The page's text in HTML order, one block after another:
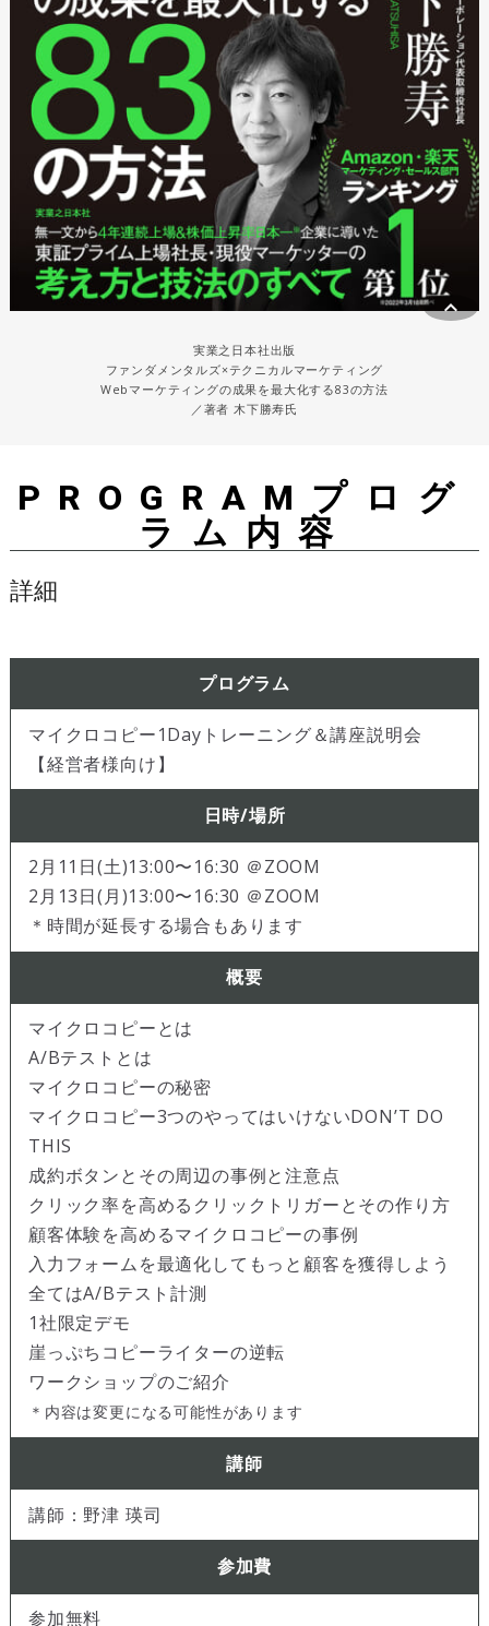
実業之日本社出版
ファンダメンタルズ×テクニカルマーケティング
Webマーケティングの成果を最大化する83の方法
／著者 木下勝寿氏
PROGRAMプログ
ラム内容
詳細
プログラム
マイクロコピー1Dayトレーニング＆講座説明会
【経営者様向け】
日時/場所
2月11日(土)13:00〜16:30 ＠ZOOM
2月13日(月)13:00〜16:30 ＠ZOOM
＊時間が延長する場合もあります
概要
マイクロコピーとは
A/Bテストとは
マイクロコピーの秘密
マイクロコピー3つのやってはいけないDON’T DO
THIS
成約ボタンとその周辺の事例と注意点
クリック率を高めるクリックトリガーとその作り方
顧客体験を高めるマイクロコピーの事例
入力フォームを最適化してもっと顧客を獲得しよう
全てはA/Bテスト計測
1社限定デモ
崖っぷちコピーライターの逆転
ワークショップのご紹介
＊内容は変更になる可能性があります
講師
講師：野津 瑛司
参加費
参加無料
keyboard_arrow_up